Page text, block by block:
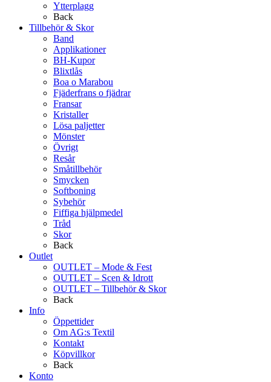
Ytterplagg
Back
Tillbehör & Skor
Band
Applikationer
BH-Kupor
Blixtlås
Boa o Marabou
Fjäderfrans o fjädrar
Fransar
Kristaller
Lösa paljetter
Mönster
Övrigt
Resår
Småtillbehör
Smycken
Softboning
Sybehör
Fiffiga hjälpmedel
Tråd
Skor
Back
Outlet
OUTLET – Mode & Fest
OUTLET – Scen & Idrott
OUTLET – Tillbehör & Skor
Back
Info
Öppettider
Om AG:s Textil
Kontakt
Köpvillkor
Back
Konto